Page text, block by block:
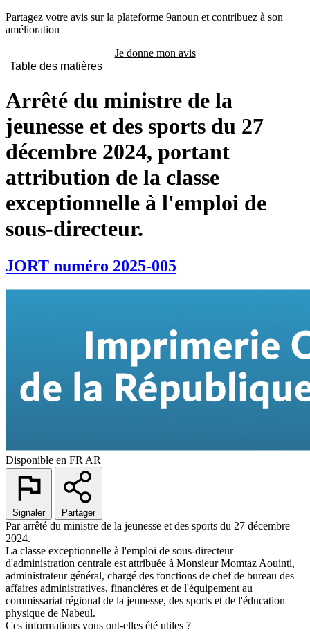
Partagez votre avis sur la plateforme 9anoun et contribuez à son
amélioration
Je donne mon avis
Table des matières
Arrêté du ministre de la
jeunesse et des sports du 27
décembre 2024, portant
attribution de la classe
exceptionnelle à l'emploi de
sous-directeur.
JORT numéro 2025-005
Disponible en FR AR
Signaler Partager
Par arrêté du ministre de la jeunesse et des sports du 27 décembre
2024.
La classe exceptionnelle à l'emploi de sous-directeur
d'administration centrale est attribuée à Monsieur Momtaz Aouinti,
administrateur général, chargé des fonctions de chef de bureau des
affaires administratives, financières et de l'équipement au
commissariat régional de la jeunesse, des sports et de l'éducation
physique de Nabeul.
Ces informations vous ont-elles été utiles ?